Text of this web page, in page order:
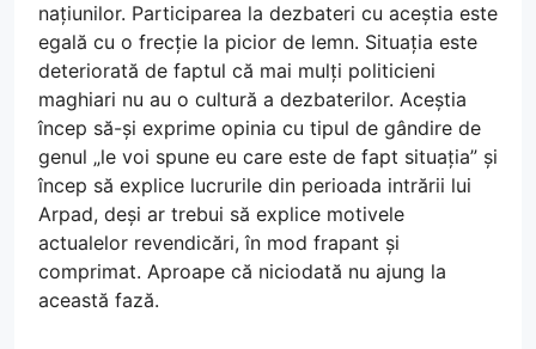
națiunilor. Participarea la dezbateri cu aceștia este
egală cu o frecție la picior de lemn. Situația este
deteriorată de faptul că mai mulți politicieni
maghiari nu au o cultură a dezbaterilor. Aceștia
încep să-și exprime opinia cu tipul de gândire de
genul „le voi spune eu care este de fapt situația” și
încep să explice lucrurile din perioada intrării lui
Arpad, deși ar trebui să explice motivele
actualelor revendicări, în mod frapant și
comprimat. Aproape că niciodată nu ajung la
această fază.